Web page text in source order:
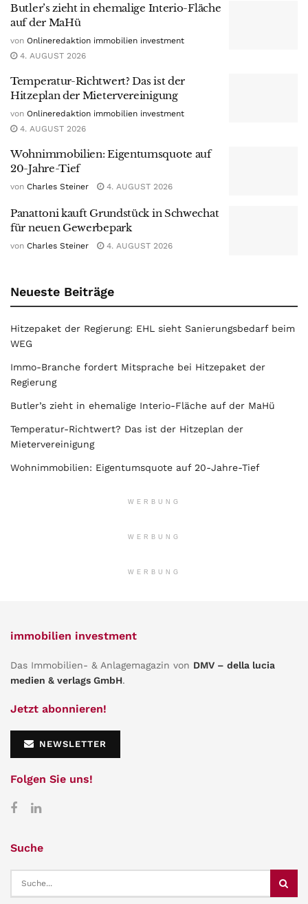
Butler’s zieht in ehemalige Interio-Fläche
auf der MaHü
von Onlineredaktion immobilien investment
4. AUGUST 2026
Temperatur-Richtwert? Das ist der
Hitzeplan der Mietervereinigung
von Onlineredaktion immobilien investment
4. AUGUST 2026
Wohnimmobilien: Eigentumsquote auf
20-Jahre-Tief
von Charles Steiner 4. AUGUST 2026
Panattoni kauft Grundstück in Schwechat
für neuen Gewerbepark
von Charles Steiner 4. AUGUST 2026
Neueste Beiträge
Hitzepaket der Regierung: EHL sieht Sanierungsbedarf beim
WEG
Immo-Branche fordert Mitsprache bei Hitzepaket der
Regierung
Butler’s zieht in ehemalige Interio-Fläche auf der MaHü
Temperatur-Richtwert? Das ist der Hitzeplan der
Mietervereinigung
Wohnimmobilien: Eigentumsquote auf 20-Jahre-Tief
WERBUNG
WERBUNG
WERBUNG
immobilien investment
Das Immobilien- & Anlagemagazin von DMV – della lucia
medien & verlags GmbH.
Jetzt abonnieren!
NEWSLETTER
Folgen Sie uns!
Suche